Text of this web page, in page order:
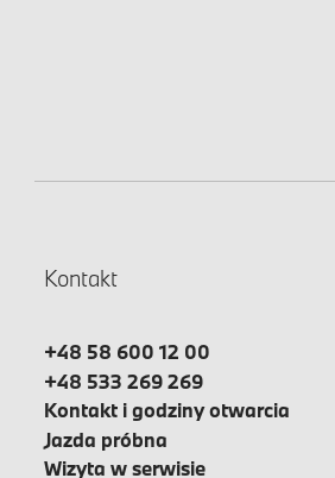
Kontakt
+48 58 600 12 00
+48 533 269 269
Kontakt i godziny otwarcia
Jazda próbna
Wizyta w serwisie